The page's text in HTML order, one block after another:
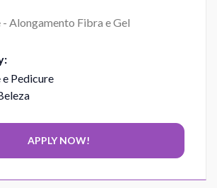
Alongamento Fibra e Gel
Pedicure